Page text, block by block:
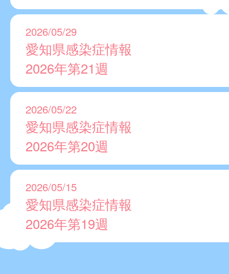
2026/05/29
愛知県感染症情報
2026年第21週
2026/05/22
愛知県感染症情報
2026年第20週
2026/05/15
愛知県感染症情報
2026年第19週